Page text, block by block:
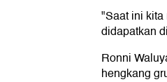
"Saat ini
didapatkan
Ronni
hengkang